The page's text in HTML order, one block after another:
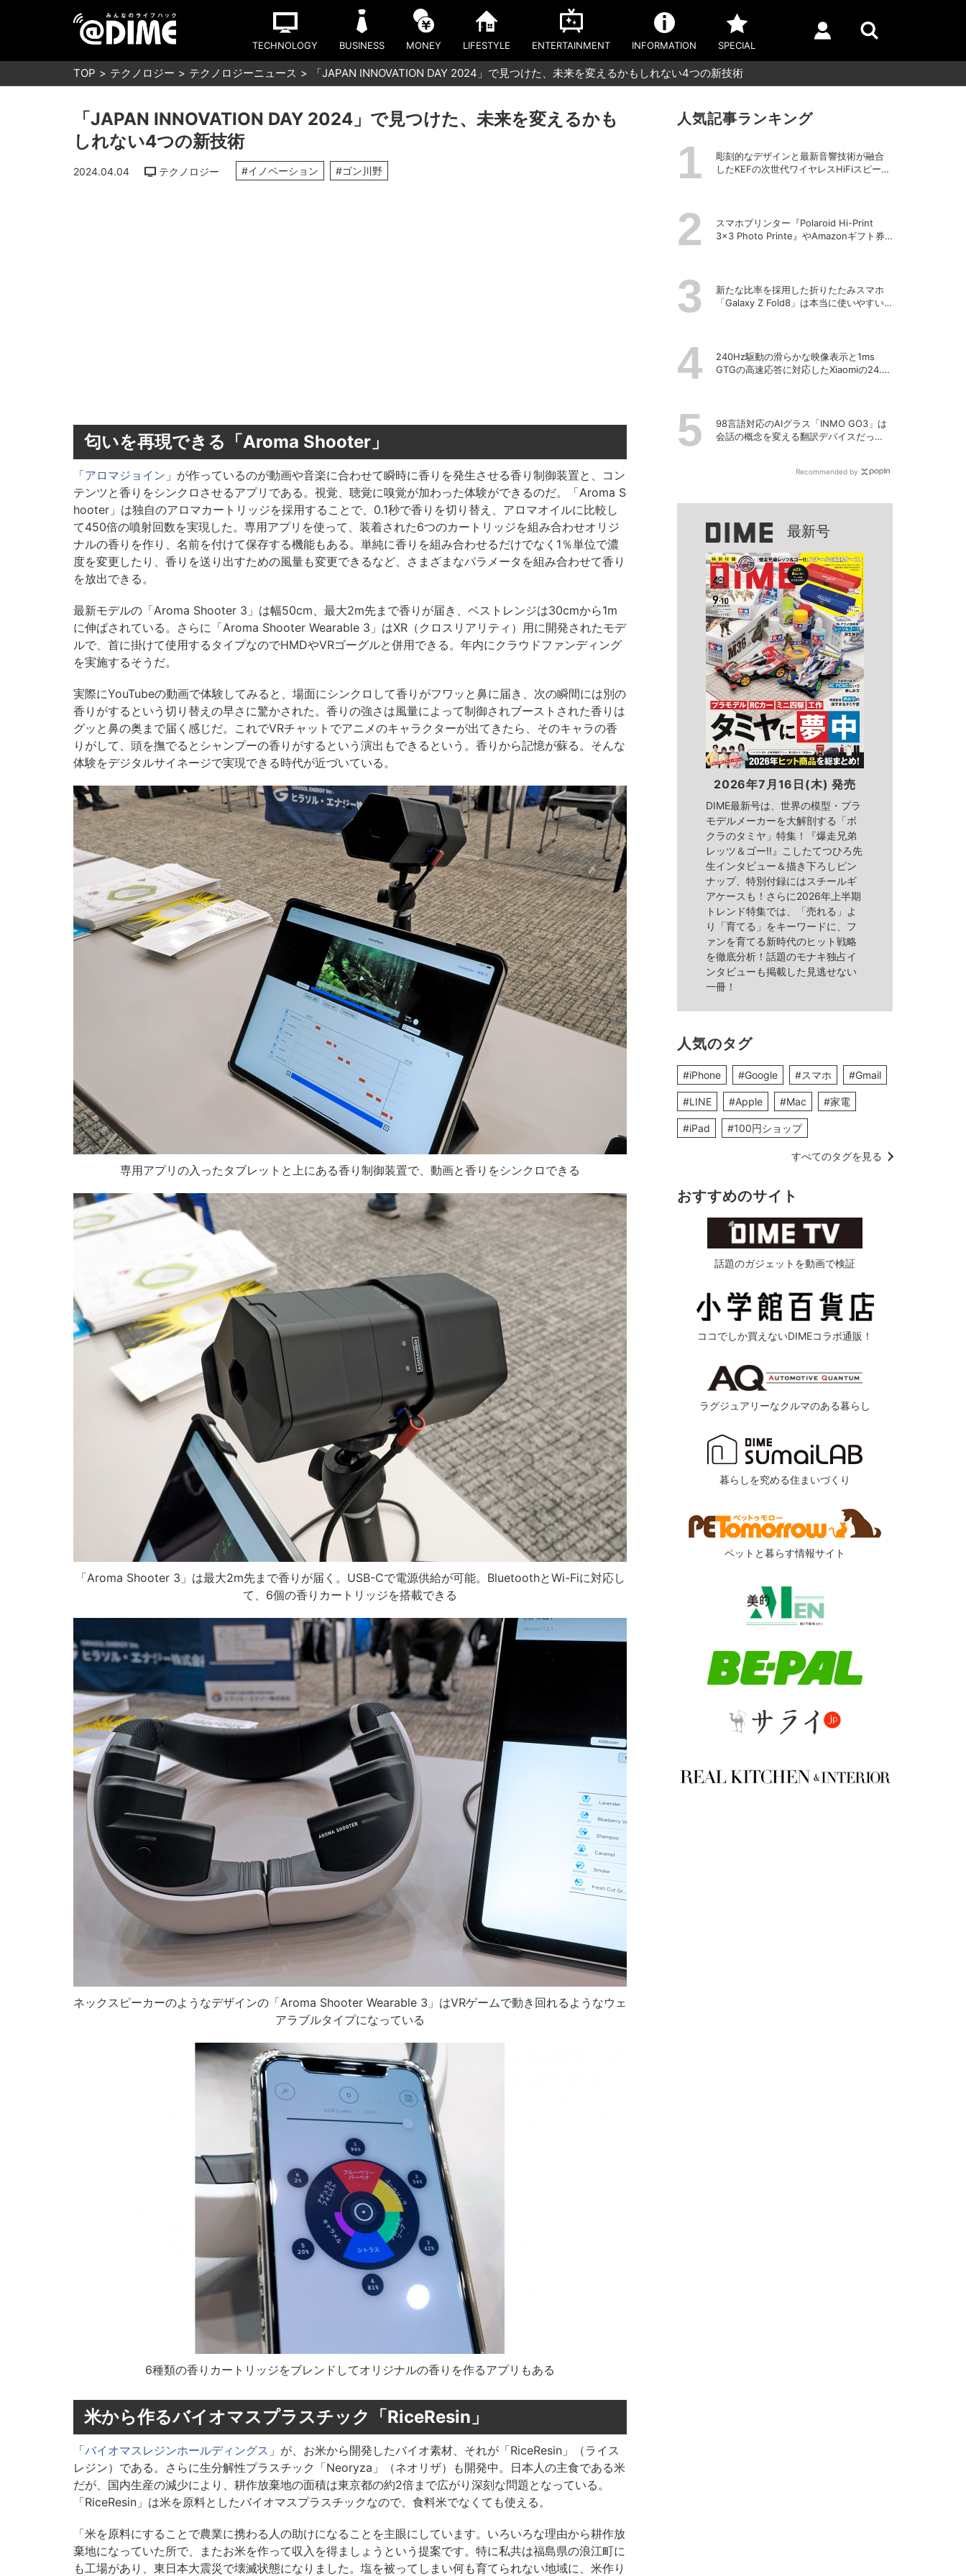
TECHNOLOGY BUSINESS MONEY LIFESTYLE ENTERTAINMENT INFORMATION SPECIAL
TOP テクノロジー テクノロジーニュース 「JAPAN INNOVATION DAY 2024」で見つけた、未来を変えるかもしれない4つの新技術
「JAPAN INNOVATION DAY 2024」で見つけた、未来を変えるかも
しれない4つの新技術
2024.04.04 テクノロジー #イノベーション #ゴン川野
匂いを再現できる「Aroma Shooter」
「アロマジョイン 」が作っているのが動画や音楽に合わせて瞬時に香りを発生させる香り制御装置と、コン
テンツと香りをシンクロさせるアプリである。視覚、聴覚に嗅覚が加わった体験ができるのだ。「Aroma S
hooter」は独自のアロマカートリッジを採用することで、0.1秒で香りを切り替え、アロマオイルに比較し
て450倍の噴射回数を実現した。専用アプリを使って、装着された6つのカートリッジを組み合わせオリジ
ナルの香りを作り、名前を付けて保存する機能もある。単純に香りを組み合わせるだけでなく1％単位で濃
度を変更したり、香りを送り出すための風量も変更できるなど、さまざまなパラメータを組み合わせて香り
を放出できる。
最新モデルの「Aroma Shooter 3」は幅50cm、最大2m先まで香りが届き、ベストレンジは30cmから1m
に伸ばされている。さらに「Aroma Shooter Wearable 3」はXR（クロスリアリティ）用に開発されたモデ
ルで、首に掛けて使用するタイプなのでHMDやVRゴーグルと併用できる。年内にクラウドファンディング
を実施するそうだ。
実際にYouTubeの動画で体験してみると、場面にシンクロして香りがフワッと鼻に届き、次の瞬間には別の
香りがするという切り替えの早さに驚かされた。香りの強さは風量によって制御されブーストされた香りは
グッと鼻の奥まで届く感じだ。これでVRチャットでアニメのキャラクターが出てきたら、そのキャラの香
りがして、頭を撫でるとシャンプーの香りがするという演出もできるという。香りから記憶が蘇る。そんな
体験をデジタルサイネージで実現できる時代が近づいている。
専用アプリの入ったタブレットと上にある香り制御装置で、動画と香りをシンクロできる
「Aroma Shooter 3」は最大2m先まで香りが届く。USB-Cで電源供給が可能。BluetoothとWi-Fiに対応し
て、6個の香りカートリッジを搭載できる
ネックスピーカーのようなデザインの「Aroma Shooter Wearable 3」はVRゲームで動き回れるようなウェ
アラブルタイプになっている
6種類の香りカートリッジをブレンドしてオリジナルの香りを作るアプリもある
米から作るバイオマスプラスチック「RiceResin」
「バイオマスレジンホールディングス 」が、お米から開発したバイオ素材、それが「RiceResin」（ライス
レジン）である。さらに生分解性プラスチック「Neoryza」（ネオリザ）も開発中。日本人の主食である米
だが、国内生産の減少により、耕作放棄地の面積は東京都の約2倍まで広がり深刻な問題となっている。
「RiceResin」は米を原料としたバイオマスプラスチックなので、食料米でなくても使える。
「米を原料にすることで農業に携わる人の助けになることを主眼にしています。いろいろな理由から耕作放
棄地になっていた所で、またお米を作って収入を得ましょうという提案です。特に私共は福島県の浪江町に
も工場があり、東日本大震災で壊滅状態になりました。塩を被ってしまい何も育てられない地域に、米作り
人気記事ランキング
彫刻的なデザインと最新音響技術が融合
したKEFの次世代ワイヤレスHiFiスピーカ
スマホプリンター『Polaroid Hi-Print
3×3 Photo Printe』やAmazonギフト券
新たな比率を採用した折りたたみスマホ
「Galaxy Z Fold8」は本当に使いやすい
240Hz駆動の滑らかな映像表示と1ms
GTGの高速応答に対応したXiaomiの24.5
98言語対応のAIグラス「INMO GO3」は
会話の概念を変える翻訳デバイスだっ
Recommended by
最新号
2026年7月16日(木) 発売
DIME最新号は、世界の模型・プラ
モデルメーカーを大解剖する「ボ
クラのタミヤ」特集！『爆走兄弟
レッツ＆ゴー!!』こしたてつひろ先
生インタビュー＆描き下ろしピン
ナップ、特別付録にはスチールギ
アケースも！さらに2026年上半期
トレンド特集では、「売れる」よ
り「育てる」をキーワードに、フ
ァンを育てる新時代のヒット戦略
を徹底分析！話題のモナキ独占イ
ンタビューも掲載した見逃せない
一冊！
人気のタグ
#iPhone #Google #スマホ #Gmail
#LINE #Apple #Mac #家電
#iPad #100円ショップ
すべてのタグを見る
おすすめのサイト
話題のガジェットを動画で検証
ココでしか買えないDIMEコラボ通販！
ラグジュアリーなクルマのある暮らし
暮らしを究める住まいづくり
ペットと暮らす情報サイト